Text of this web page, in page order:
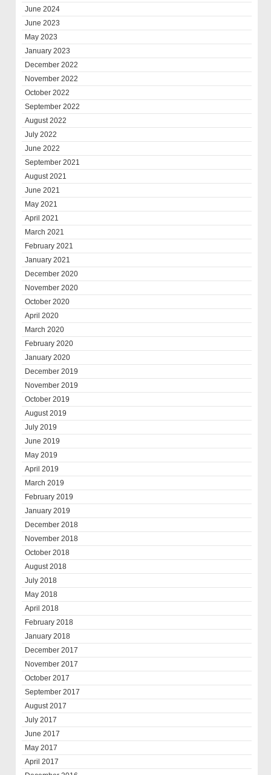
June 2024
June 2023
May 2023
January 2023
December 2022
November 2022
October 2022
September 2022
August 2022
July 2022
June 2022
September 2021
August 2021
June 2021
May 2021
April 2021
March 2021
February 2021
January 2021
December 2020
November 2020
October 2020
April 2020
March 2020
February 2020
January 2020
December 2019
November 2019
October 2019
August 2019
July 2019
June 2019
May 2019
April 2019
March 2019
February 2019
January 2019
December 2018
November 2018
October 2018
August 2018
July 2018
May 2018
April 2018
February 2018
January 2018
December 2017
November 2017
October 2017
September 2017
August 2017
July 2017
June 2017
May 2017
April 2017